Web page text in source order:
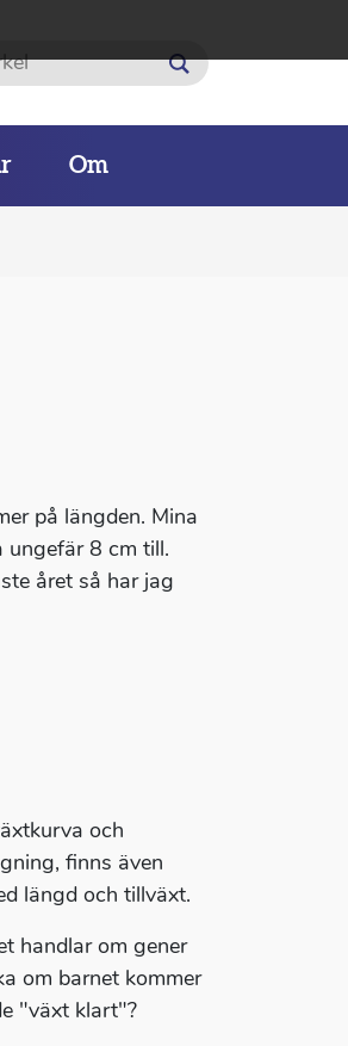
Sök
Om
på längden. Mina
ungefär 8 cm till.
året så har jag
och
finns även
längd och tillväxt.
handlar om gener
om barnet kommer
"växt klart"?